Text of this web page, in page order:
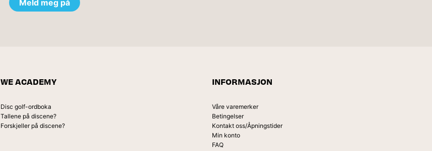
WE ACADEMY
Disc golf-ordboka
Tallene på discene?
Forskjeller på discene?
INFORMASJON
Våre varemerker
Betingelser
Kontakt oss/Åpningstider
Min konto
FAQ